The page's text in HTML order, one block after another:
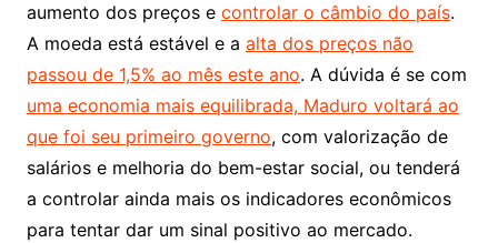
aumento dos preços e controlar o câmbio do país.
A moeda está estável e a alta dos preços não
passou de 1,5% ao mês este ano. A dúvida é se com
uma economia mais equilibrada, Maduro voltará ao
que foi seu primeiro governo, com valorização de
salários e melhoria do bem-estar social, ou tenderá
a controlar ainda mais os indicadores econômicos
para tentar dar um sinal positivo ao mercado.